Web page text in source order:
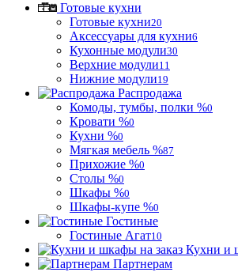
Готовые кухни
Готовые кухни20
Аксессуары для кухни6
Кухонные модули30
Верхние модули11
Нижние модули19
Распродажа
Комоды, тумбы, полки %0
Кровати %0
Кухни %0
Мягкая мебель %87
Прихожие %0
Столы %0
Шкафы %0
Шкафы-купе %0
Гостиные
Гостиные Агат10
Кухни и
Партнерам